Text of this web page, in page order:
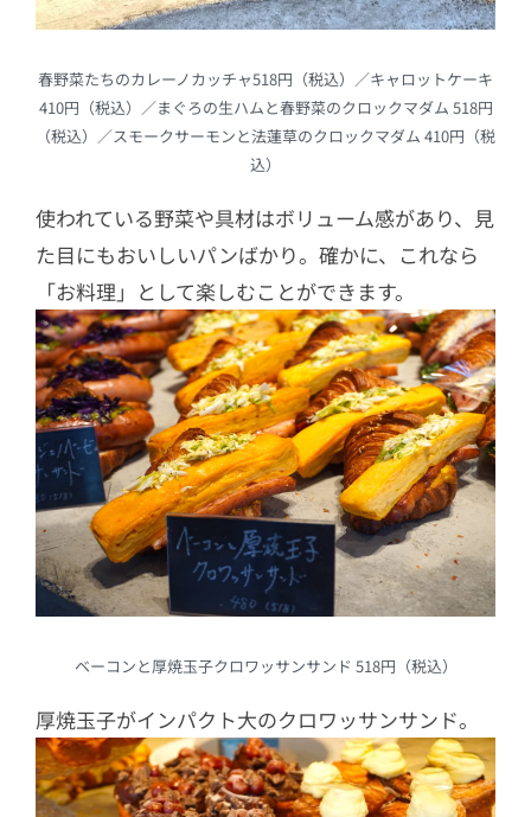
春野菜たちのカレーノカッチャ518円（税込）／キャロットケーキ
410円（税込）／まぐろの生ハムと春野菜のクロックマダム 518円
（税込）／スモークサーモンと法蓮草のクロックマダム 410円（税
込）
使われている野菜や具材はボリューム感があり、見
た目にもおいしいパンばかり。確かに、これなら
「お料理」として楽しむことができます。
ベーコンと厚焼玉子クロワッサンサンド 518円（税込）
厚焼玉子がインパクト大のクロワッサンサンド。